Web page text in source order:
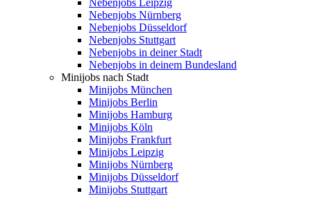
Nebenjobs Leipzig
Nebenjobs Nürnberg
Nebenjobs Düsseldorf
Nebenjobs Stuttgart
Nebenjobs in deiner Stadt
Nebenjobs in deinem Bundesland
Minijobs nach Stadt
Minijobs München
Minijobs Berlin
Minijobs Hamburg
Minijobs Köln
Minijobs Frankfurt
Minijobs Leipzig
Minijobs Nürnberg
Minijobs Düsseldorf
Minijobs Stuttgart